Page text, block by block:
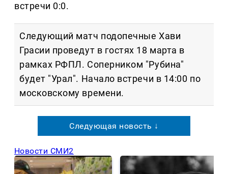
встречи 0:0.
Следующий матч подопечные Хави
Грасии проведут в гостях 18 марта в
рамках РФПЛ. Соперником "Рубина"
будет "Урал". Начало встречи в 14:00 по
московскому времени.
Следующая новость ↓
Новости СМИ2